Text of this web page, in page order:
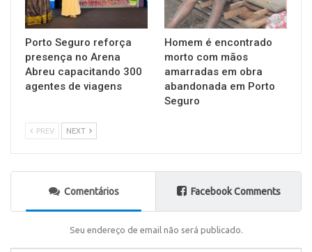
Porto Seguro reforça
presença no Arena
Abreu capacitando 300
agentes de viagens
Homem é encontrado
morto com mãos
amarradas em obra
abandonada em Porto
Seguro
PREV NEXT
Comentários Facebook Comments
Seu endereço de email não será publicado.